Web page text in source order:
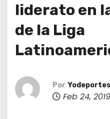
liderato en
de la Liga
Por Yodeportes
Feb 24, 2019